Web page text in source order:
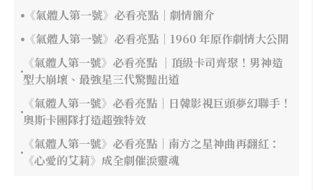
《氣體人第一號》必看亮點｜劇情簡介
《氣體人第一號》必看亮點｜1960 年原作劇情大公開
《氣體人第一號》必看亮點 ｜頂級卡司齊聚！男神造
型大崩壞、最強星三代驚豔出道
《氣體人第一號》必看亮點｜日韓影視巨頭夢幻聯手！
奧斯卡團隊打造超強特效
《氣體人第一號》必看亮點｜南方之星神曲再翻紅：
《心愛的艾莉》成全劇催淚靈魂